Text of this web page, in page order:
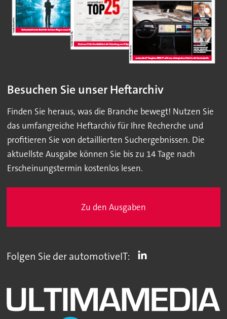
Besuchen Sie unser Heftarchiv
Finden Sie heraus, was die Branche bewegt! Nutzen Sie
das umfangreiche Heftarchiv für Ihre Recherche und
profitieren Sie von detaillierten Suchergebnissen. Die
aktuellste Ausgabe können Sie bis zu 14 Tage nach
Erscheinungstermin kostenlos lesen.
Zu den Ausgaben
Folgen Sie der automotiveIT: